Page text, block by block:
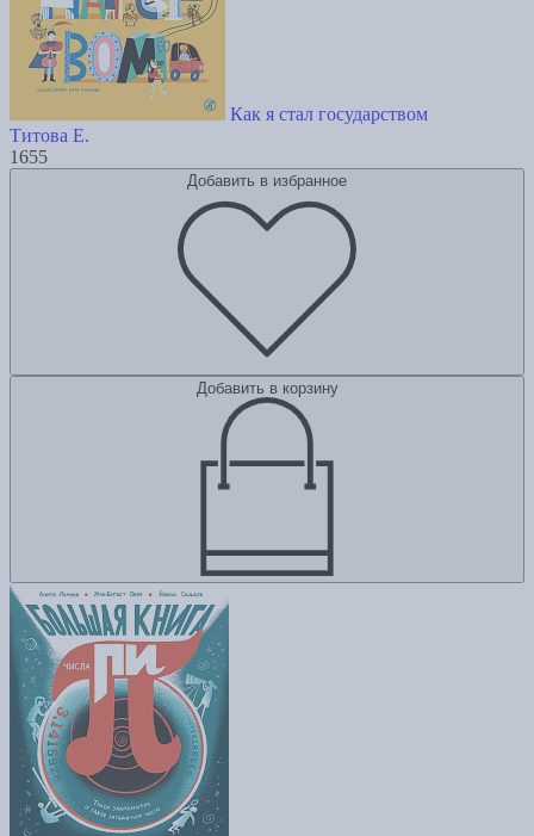
Как я стал государством
Титова Е.
1655
Добавить в избранное
Добавить в корзину